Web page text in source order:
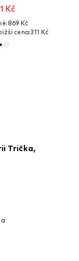
Kč
869 Kč
cena:311 Kč
Trička,